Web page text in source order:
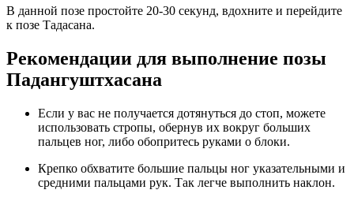
В данной позе простойте 20-30 секунд, вдохните и перейдите
к позе Тадасана.
Рекомендации для выполнение позы
Падангуштхасана
Если у вас не получается дотянуться до стоп, можете
использовать стропы, обернув их вокруг больших
пальцев ног, либо обопритесь руками о блоки.
Крепко обхватите большие пальцы ног указательными и
средними пальцами рук. Так легче выполнить наклон.